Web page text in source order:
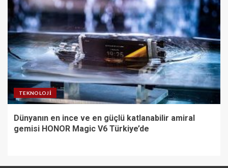
TEKNOLOJI
Dünyanın en ince ve en güçlü katlanabilir amiral
gemisi HONOR Magic V6 Türkiye’de